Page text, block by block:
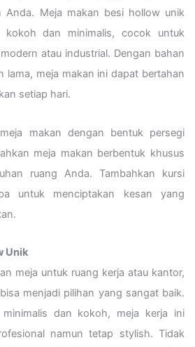
Anda. Meja makan besi hollow unik
kokoh dan minimalis, cocok untuk
atau industrial. Dengan bahan
lama, meja makan ini dapat bertahan
setiap hari.
makan dengan bentuk persegi
meja makan berbentuk khusus
ruang Anda. Tambahkan kursi
untuk menciptakan kesan yang
Unik
meja untuk ruang kerja atau kantor,
menjadi pilihan yang sangat baik.
dan kokoh, meja kerja ini
namun tetap stylish. Tidak